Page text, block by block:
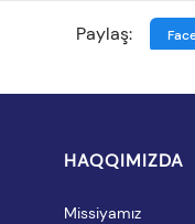
Paylaş:
HAQQIMIZDA
Missiyamız